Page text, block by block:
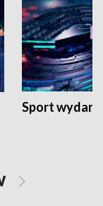
Sport